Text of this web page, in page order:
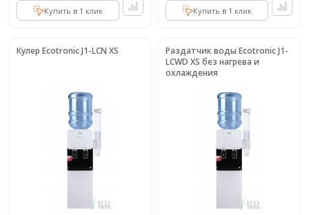
Купить в 1 клик Купить в 1 клик
Кулер Ecotronic J1-LCN XS
Раздатчик воды Ecotronic J1-
LCWD XS без нагрева и
охлаждения